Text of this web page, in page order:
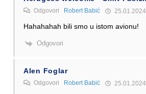
Odgovori Robert Babić
Hahahahah bili smo u istom avionu!
Odgovori
Alen Foglar
Odgovori Robert Babić